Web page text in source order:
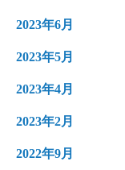
2023年6月
2023年5月
2023年4月
2023年2月
2022年9月